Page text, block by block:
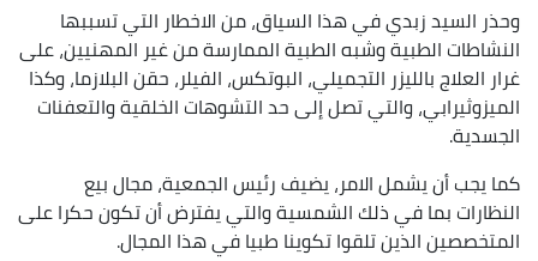
وحذر السيد زبدي في هذا السياق، من الاخطار التي تسببها
النشاطات الطبية وشبه الطبية الممارسة من غير المهنيين، على
غرار العلاج بالليزر التجميلي، البوتكس، الفيلر، حقن البلازما، وكذا
الميزوثيرابي، والتي تصل إلى حد التشوهات الخلقية والتعفنات
الجسدية.
كما يجب أن يشمل الامر، يضيف رئيس الجمعية، مجال بيع
النظارات بما في ذلك الشمسية والتي يفترض أن تكون حكرا على
المتخصصين الذين تلقوا تكوينا طبيا في هذا المجال.